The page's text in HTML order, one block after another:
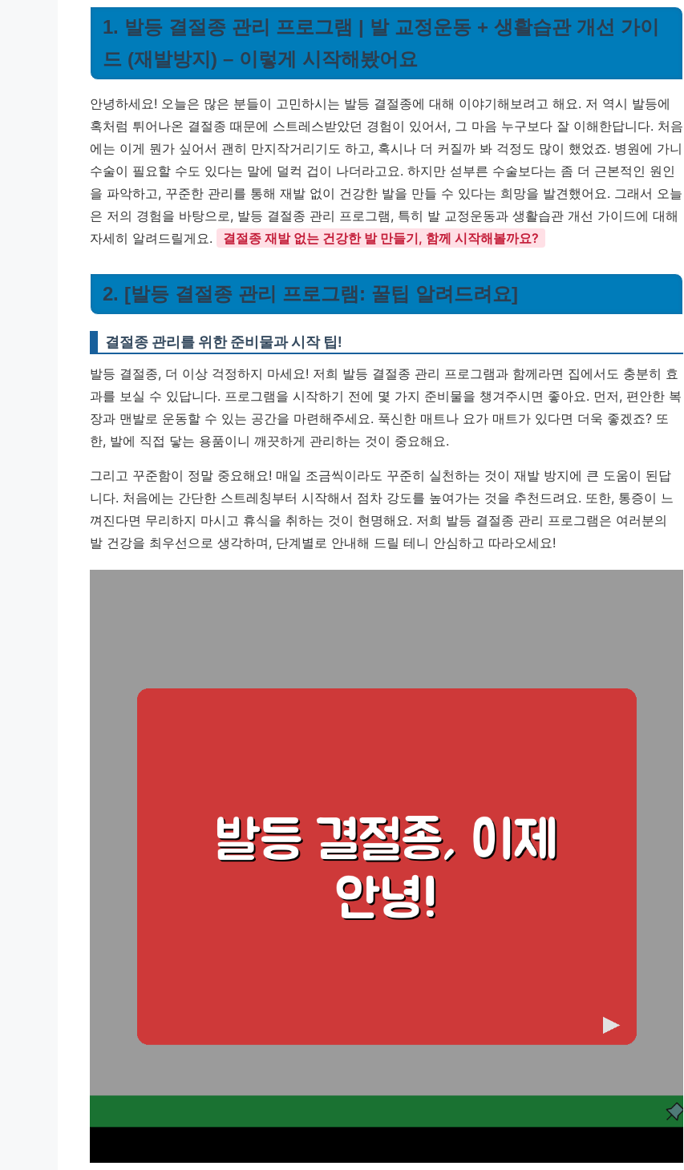
1. 발등 결절종 관리 프로그램 | 발 교정운동 + 생활습관 개선 가이
드 (재발방지) – 이렇게 시작해봤어요
안녕하세요! 오늘은 많은 분들이 고민하시는 발등 결절종에 대해 이야기해보려고 해요. 저 역시 발등에
혹처럼 튀어나온 결절종 때문에 스트레스받았던 경험이 있어서, 그 마음 누구보다 잘 이해한답니다. 처음
에는 이게 뭔가 싶어서 괜히 만지작거리기도 하고, 혹시나 더 커질까 봐 걱정도 많이 했었죠. 병원에 가니
수술이 필요할 수도 있다는 말에 덜컥 겁이 나더라고요. 하지만 섣부른 수술보다는 좀 더 근본적인 원인
을 파악하고, 꾸준한 관리를 통해 재발 없이 건강한 발을 만들 수 있다는 희망을 발견했어요. 그래서 오늘
은 저의 경험을 바탕으로, 발등 결절종 관리 프로그램, 특히 발 교정운동과 생활습관 개선 가이드에 대해
자세히 알려드릴게요.
결절종 재발 없는 건강한 발 만들기, 함께 시작해볼까요?
2. [발등 결절종 관리 프로그램: 꿀팁 알려드려요]
결절종 관리를 위한 준비물과 시작 팁!
발등 결절종, 더 이상 걱정하지 마세요! 저희 발등 결절종 관리 프로그램과 함께라면 집에서도 충분히 효
과를 보실 수 있답니다. 프로그램을 시작하기 전에 몇 가지 준비물을 챙겨주시면 좋아요. 먼저, 편안한 복
장과 맨발로 운동할 수 있는 공간을 마련해주세요. 푹신한 매트나 요가 매트가 있다면 더욱 좋겠죠? 또
한, 발에 직접 닿는 용품이니 깨끗하게 관리하는 것이 중요해요.
그리고 꾸준함이 정말 중요해요! 매일 조금씩이라도 꾸준히 실천하는 것이 재발 방지에 큰 도움이 된답
니다. 처음에는 간단한 스트레칭부터 시작해서 점차 강도를 높여가는 것을 추천드려요. 또한, 통증이 느
껴진다면 무리하지 마시고 휴식을 취하는 것이 현명해요. 저희 발등 결절종 관리 프로그램은 여러분의
발 건강을 최우선으로 생각하며, 단계별로 안내해 드릴 테니 안심하고 따라오세요!